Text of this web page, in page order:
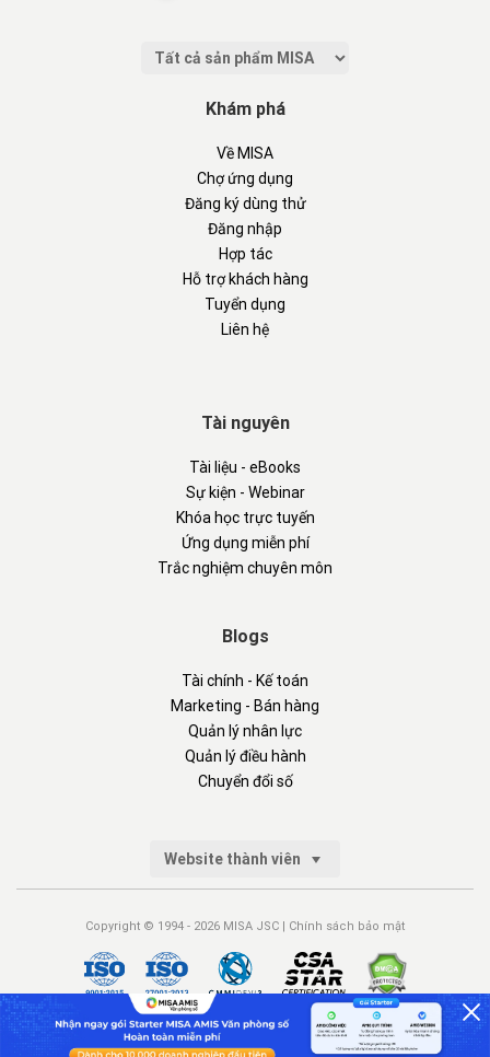
Khám phá
Về MISA
Chợ ứng dụng
Đăng ký dùng thử
Đăng nhập
Hợp tác
Hỗ trợ khách hàng
Tuyển dụng
Liên hệ
Tài nguyên
Tài liệu - eBooks
Sự kiện - Webinar
Khóa học trực tuyến
Ứng dụng miễn phí
Trắc nghiệm chuyên môn
Blogs
Tài chính - Kế toán
Marketing - Bán hàng
Quản lý nhân lực
Quản lý điều hành
Chuyển đổi số
Website thành viên
Copyright © 1994 - 2026 MISA JSC | Chính sách bảo mật